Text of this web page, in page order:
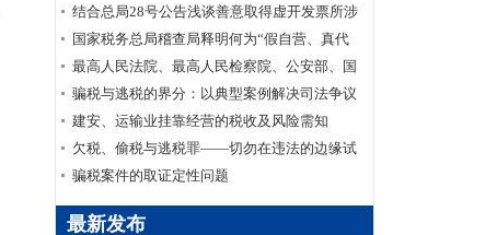
较分析
结合总局28号公告浅谈善意取得虚开发票所涉
及的企业所得税如何处理？
国家税务总局稽查局释明何为“假自营、真代
理”
最高人民法院、最高人民检察院、公安部、国
家安全部、司法部印发《关于适用认罪认罚从
宽制度的指导意见》的通知
骗税与逃税的界分：以典型案例解决司法争议
建安、运输业挂靠经营的税收及风险需知
欠税、偷税与逃税罪——切勿在违法的边缘试
探
骗税案件的取证定性问题
最新发布